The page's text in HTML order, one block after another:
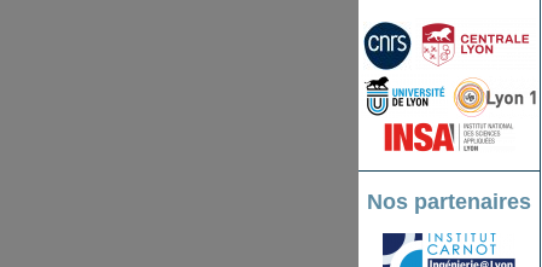
Nos partenaires